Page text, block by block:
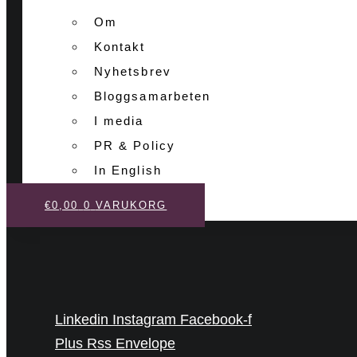
Om
Kontakt
Nyhetsbrev
Bloggsamarbeten
I media
PR & Policy
In English
€0,00 0 VARUKORG
Linkedin Instagram Facebook-f
Plus Rss Envelope